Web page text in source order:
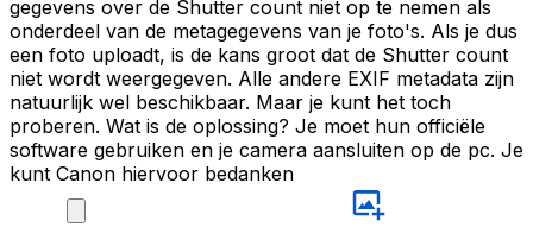
gegevens over de Shutter count niet op te nemen als
onderdeel van de metagegevens van je foto's. Als je dus
een foto uploadt, is de kans groot dat de Shutter count
niet wordt weergegeven. Alle andere EXIF metadata zijn
natuurlijk wel beschikbaar. Maar je kunt het toch
proberen. Wat is de oplossing? Je moet hun officiële
software gebruiken en je camera aansluiten op de pc. Je
kunt Canon hiervoor bedanken